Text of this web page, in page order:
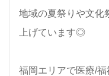
地域の夏祭りや文化
上げています◎
福岡エリアで医療/